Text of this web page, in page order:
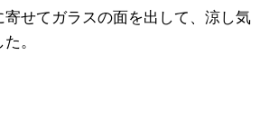
せてガラスの面を出して、涼し気
。